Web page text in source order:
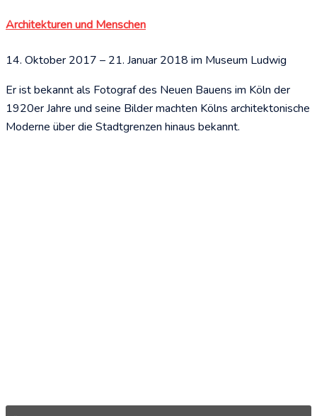
Architekturen und Menschen
14. Ok­to­ber 2017 – 21. Jan­uar 2018 im Museum Ludwig
Er ist bekan­nt als Fo­­­to­­­graf des Neuen Bauens im Köln der
1920er Jahre und seine Bilder macht­en Kölns ar­­chitek­­tonische
Mod­­erne über die Stadt­­grenzen hi­­naus bekan­nt.